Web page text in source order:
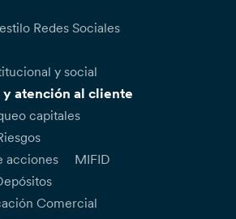
Redes Sociales
y social
y atención al cliente
capitales
acciones
MIFID
Comercial